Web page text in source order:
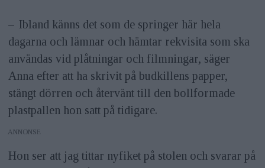
UtrustningCanon 5D mark III, 35mm
f/1,4, 50mm f/1,2, 85mm f/1,2 några
zoomar och blixtar från Broncolor
Hemsidawww.astfotograf.se
– Ibland känns det som de springer här hela
dagarna och lämnar och hämtar rekvisita som ska
användas vid plåtningar och filmningar, säger
Anna efter att ha skrivit på budkillens papper,
stängt dörren och återvänt till den bollformade
plastpallen hon satt på tidigare.
ANNONS
Hon ser att jag tittar nyfiket på stolen och svarar på